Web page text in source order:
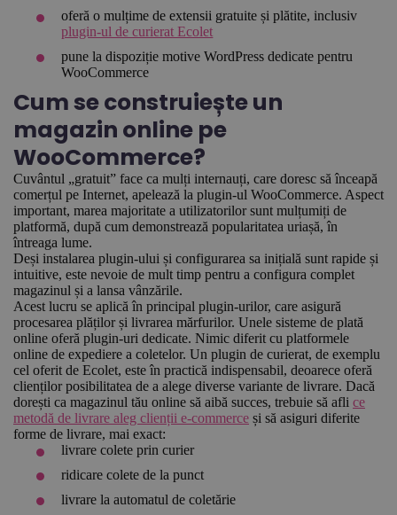
oferă o mulțime de extensii gratuite și plătite, inclusiv
plugin-ul de curierat Ecolet
pune la dispoziție motive WordPress dedicate pentru
WooCommerce
Cum se construiește un
magazin online pe
WooCommerce?
Cuvântul „gratuit” face ca mulți internauți, care doresc să înceapă
comerțul pe Internet, apelează la plugin-ul WooCommerce. Aspect
important, marea majoritate a utilizatorilor sunt mulțumiți de
platformă, după cum demonstrează popularitatea uriașă, în
întreaga lume.
Deși instalarea plugin-ului și configurarea sa inițială sunt rapide și
intuitive, este nevoie de mult timp pentru a configura complet
magazinul și a lansa vânzările.
Acest lucru se aplică în principal plugin-urilor, care asigură
procesarea plăților și livrarea mărfurilor. Unele sisteme de plată
online oferă plugin-uri dedicate. Nimic diferit cu platformele
online de expediere a coletelor. Un plugin de curierat, de exemplu
cel oferit de Ecolet, este în practică indispensabil, deoarece oferă
clienților posibilitatea de a alege diverse variante de livrare. Dacă
dorești ca magazinul tău online să aibă succes, trebuie să afli ce
metodă de livrare aleg clienții e-commerce și să asiguri diferite
forme de livrare, mai exact:
livrare colete prin curier
ridicare colete de la punct
livrare la automatul de coletărie